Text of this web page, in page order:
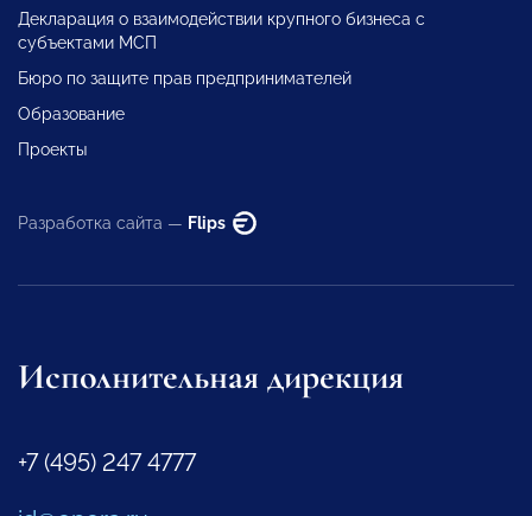
Декларация о взаимодействии крупного бизнеса с
субъектами МСП
Бюро по защите прав предпринимателей
Образование
Проекты
Разработка сайта — Flips
Исполнительная дирекция
+7 (495) 247 4777